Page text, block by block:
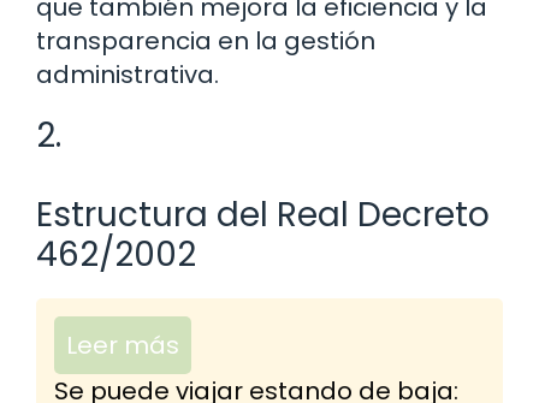
que también mejora la eficiencia y la
transparencia en la gestión
administrativa.
2.
Estructura del Real Decreto
462/2002
Leer más
Se puede viajar estando de baja: